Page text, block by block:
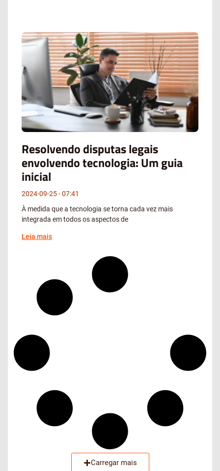
Resolvendo disputas legais
envolvendo tecnologia: Um guia
inicial
2024-09-25
07:41
À medida que a tecnologia se torna cada vez mais
integrada em todos os aspectos de
Leia mais
Carregar mais